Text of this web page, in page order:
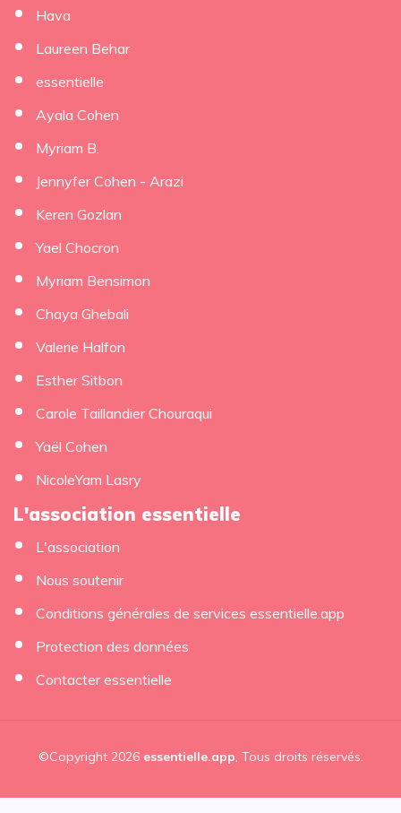
Hava
Laureen Behar
essentielle
Ayala Cohen
Myriam B.
Jennyfer Cohen - Arazi
Keren Gozlan
Yael Chocron
Myriam Bensimon
Chaya Ghebali
Valerie Halfon
Esther Sitbon
Carole Taillandier Chouraqui
Yaël Cohen
NicoleYam Lasry
L'association essentielle
L'association
Nous soutenir
Conditions générales de services essentielle.app
Protection des données
Contacter essentielle
©Copyright 2026 essentielle.app, Tous droits réservés.